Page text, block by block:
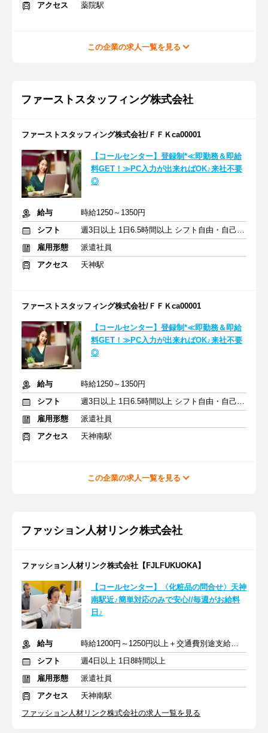
アクセス
薬院駅
この企業の求人一覧を見る
ファーストスタッフィング株式会社
ファーストスタッフィング株式会社/ＦＦＫca00001
【コールセンター】登録制*≪即勤務＆即給
料GET！≫PC入力が出来ればOK♪来社不要
◎
給与
時給1250～1350円
シフト
週3日以上 1日6.5時間以上 シフト自由・自己申告
雇用形態
派遣社員
アクセス
天神駅
ファーストスタッフィング株式会社/ＦＦＫca00001
【コールセンター】登録制*≪即勤務＆即給
料GET！≫PC入力が出来ればOK♪来社不要
◎
給与
時給1250～1350円
シフト
週3日以上 1日6.5時間以上 シフト自由・自己申告
雇用形態
派遣社員
アクセス
天神南駅
この企業の求人一覧を見る
ファッション人材リンク株式会社
ファッション人材リンク株式会社【FJLFUKUOKA】
【コールセンター】〈化粧品の問合せ〉天神
南駅近♪簡単対応のみで安心//毎週がお給料
日♪
給与
時給1200円～1250円以上＋交通費別途支給あり
シフト
週4日以上 1日8時間以上
雇用形態
派遣社員
アクセス
天神南駅
ファッション人材リンク株式会社の求人一覧を見る